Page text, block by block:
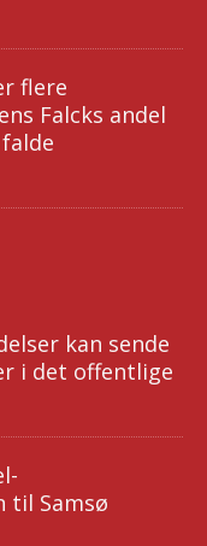
flere
Falcks andel
kan sende
i det offentlige
til Samsø